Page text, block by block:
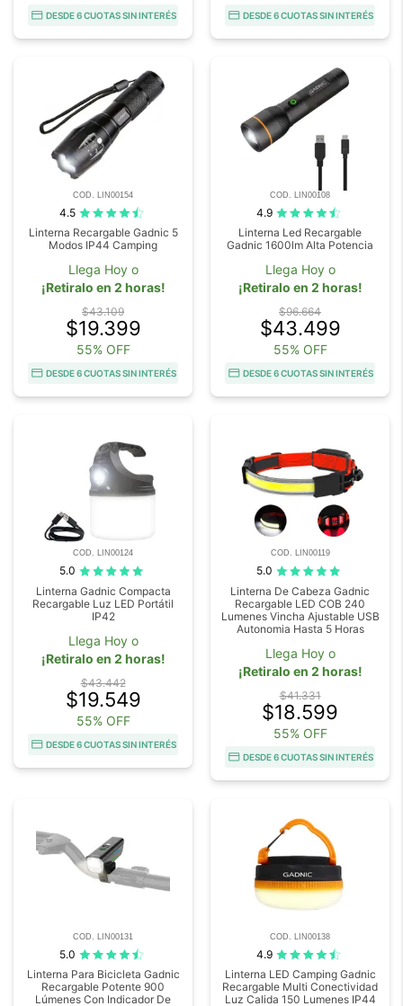
DESDE 6 CUOTAS SIN INTERÉS DESDE 6 CUOTAS SIN INTERÉS
COD. LIN00154
4.5
Linterna Recargable Gadnic 5
Modos IP44 Camping
Llega Hoy o
¡Retiralo en 2 horas!
$43.109
$19.399
55% OFF
DESDE 6 CUOTAS SIN INTERÉS
COD. LIN00108
4.9
Linterna Led Recargable
Gadnic 1600lm Alta Potencia
Llega Hoy o
¡Retiralo en 2 horas!
$96.664
$43.499
55% OFF
DESDE 6 CUOTAS SIN INTERÉS
COD. LIN00124
5.0
Linterna Gadnic Compacta
Recargable Luz LED Portátil
IP42
Llega Hoy o
¡Retiralo en 2 horas!
$43.442
$19.549
55% OFF
DESDE 6 CUOTAS SIN INTERÉS
COD. LIN00119
5.0
Linterna De Cabeza Gadnic
Recargable LED COB 240
Lumenes Vincha Ajustable USB
Autonomia Hasta 5 Horas
Llega Hoy o
¡Retiralo en 2 horas!
$41.331
$18.599
55% OFF
DESDE 6 CUOTAS SIN INTERÉS
COD. LIN00131
5.0
Linterna Para Bicicleta Gadnic
Recargable Potente 900
Lúmenes Con Indicador De
COD. LIN00138
4.9
Linterna LED Camping Gadnic
Recargable Multi Conectividad
Luz Calida 150 Lumenes IP44